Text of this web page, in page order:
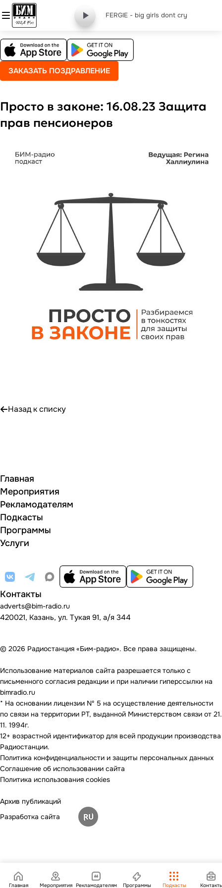
FERGIE - big girls dont cry
ЗАКАЗАТЬ ПОЗДРАВЛЕНИЕ
Просто в законе: 16.08.23 Защита
прав пенсионеров
Назад к списку
Главная
Мероприятия
Рекламодателям
Подкасты
Программы
Услуги
Контакты
adverts@bim-radio.ru
420021, Казань, ул. Тукая 91, а/я 344
© 2026 Радиостанция «Бим-радио». Все права защищены.
Использование материалов сайта разрешается только с
письменного согласия редакции и при наличии гиперссылки на
bimradio.ru
* На основании лицензии Nº 5 на осуществление деятельности
по связи на территории РТ, выданной Министерством связи от 21.
11. 1994г.
12+ возрастной идентификатор для всей продукции производства
Радиостанции.
Политика конфиденциальности и защиты персональных данных
Соглашение об использовании сайта
Политика использования cookies
Архив публикаций
Разработка сайта
Главная Мероприятия Рекламодателям Программы Подкасты